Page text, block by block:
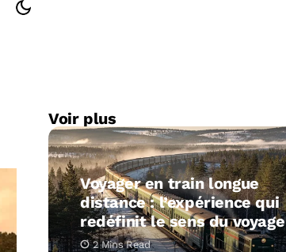
Voir plus
Voyager en train longue
distance : l’expérience qui
redéfinit le sens du voyage
2 Mins Read